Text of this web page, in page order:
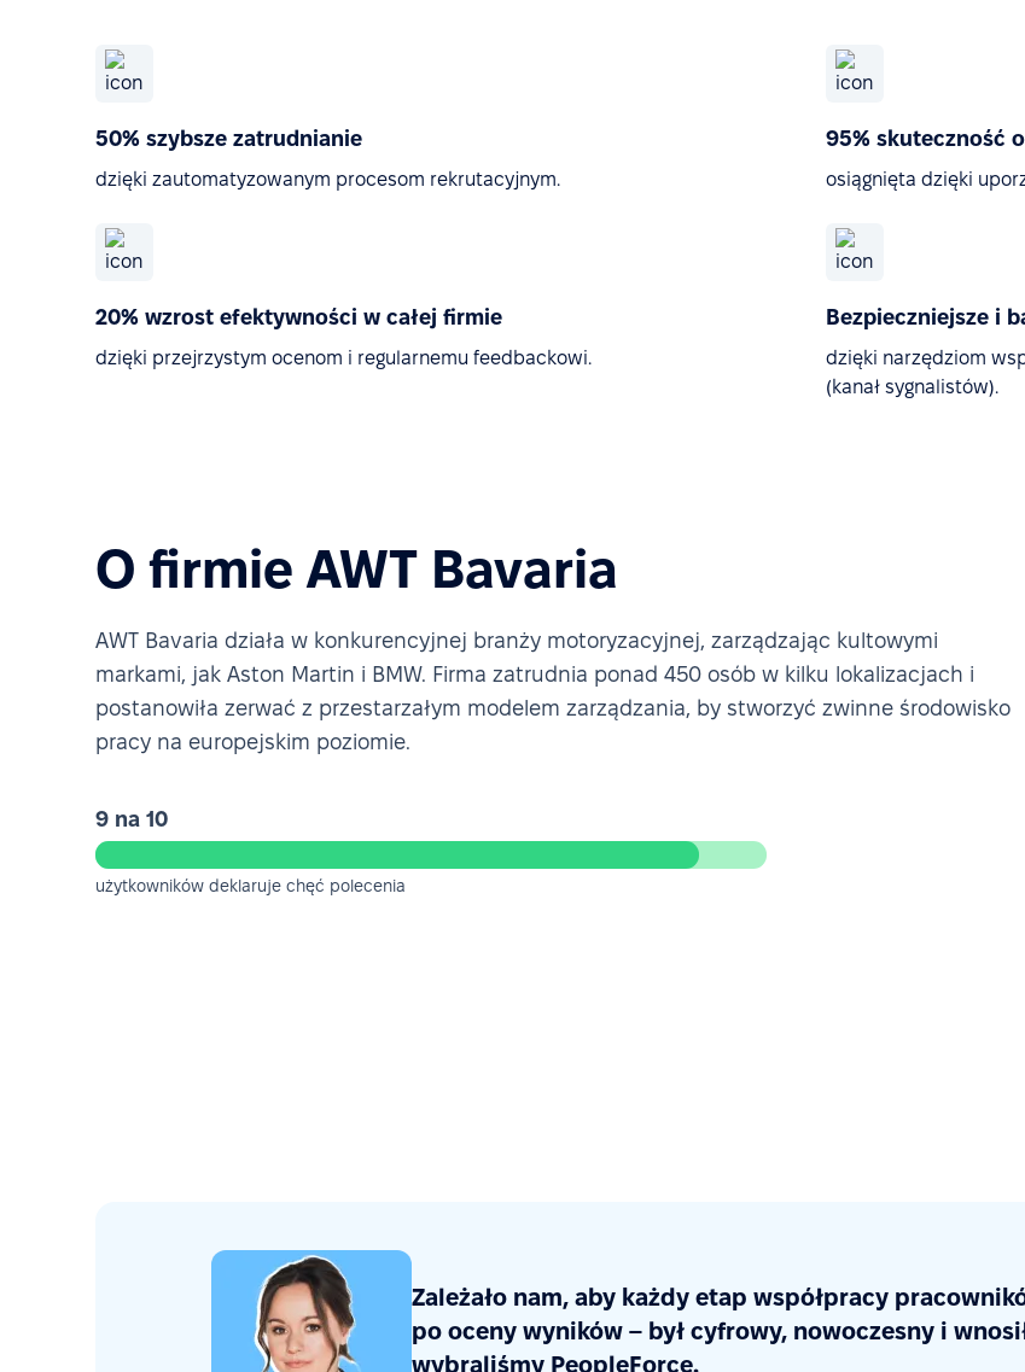
50% szybsze zatrudnianie
dzięki zautomatyzowanym procesom rekrutacyjnym.
95% skuteczność
osiągnięta dzięki
20% wzrost efektywności w całej firmie
dzięki przejrzystym ocenom i regularnemu feedbackowi.
Bezpieczniejsze i
dzięki narzędziom
(kanał sygnalistów).
O firmie AWT Bavaria
AWT Bavaria działa w konkurencyjnej branży motoryzacyjnej, zarządzając kultowymi
markami, jak Aston Martin i BMW. Firma zatrudnia ponad 450 osób w kilku lokalizacjach i
postanowiła zerwać z przestarzałym modelem zarządzania, by stworzyć zwinne środowisko
pracy na europejskim poziomie.
9 na 10
użytkowników deklaruje chęć polecenia
Zależało nam, aby każdy etap współpracy
po oceny wyników – był cyfrowy, nowoczesny i
wybraliśmy PeopleForce.